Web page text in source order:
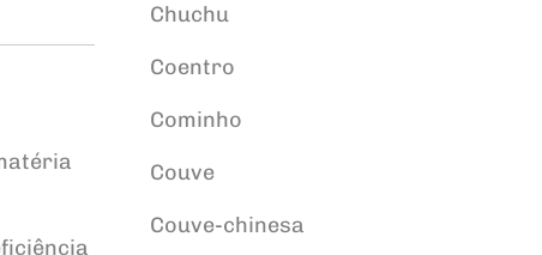
Chuchu
Coentro
Cominho
Couve
Couve-chinesa